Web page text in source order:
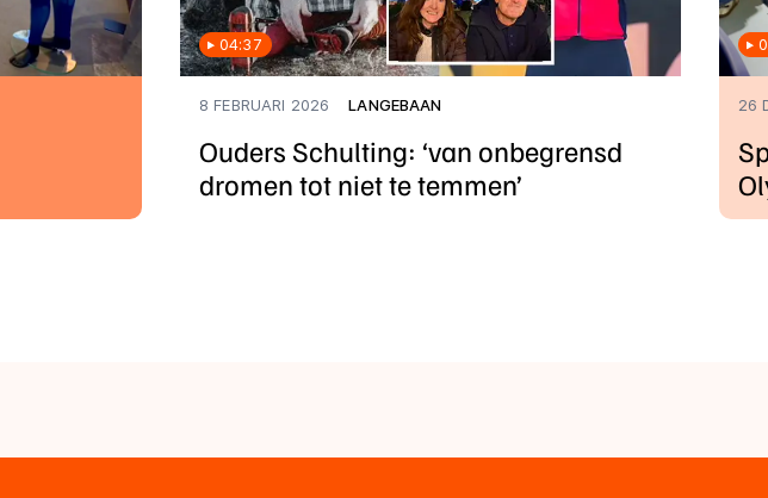
04:37
8 FEBRUARI 2026 LANGEBAAN
Ouders Schulting: ‘van onbegrensd
dromen tot niet te temmen’
26